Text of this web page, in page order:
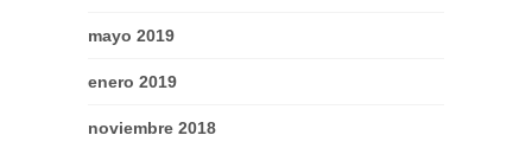
mayo 2019
enero 2019
noviembre 2018